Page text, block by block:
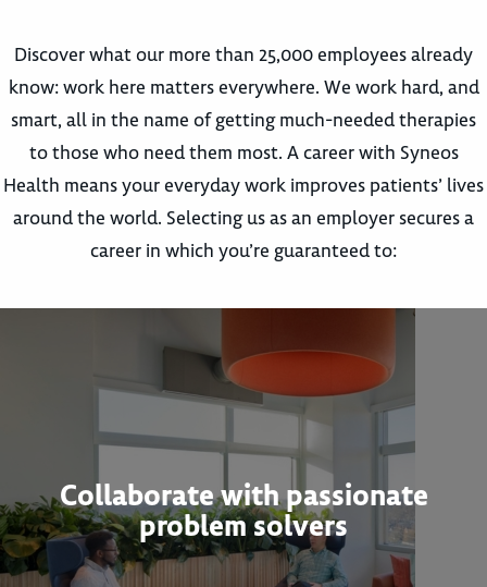
Discover what our more than 25,000 employees already
know: work here matters everywhere. We work hard, and
smart, all in the name of getting much-needed therapies
to those who need them most. A career with Syneos
Health means your everyday work improves patients’ lives
around the world. Selecting us as an employer secures a
career in which you’re guaranteed to:
Collaborate with passionate
problem solvers